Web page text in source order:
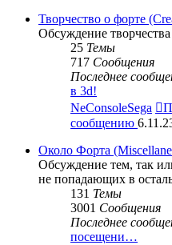
Творчество о форте
Обсуждение
25 Темы
717 Сообщения
Последнее
в 3d!
NeConsoleSega
сообщению
Около Форта
Обсуждение тем, так
не попадающих в
131 Темы
3001 Сообщения
Последнее
посещени…